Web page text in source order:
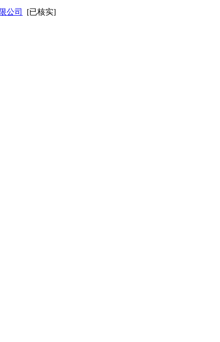
公司 [已核实]